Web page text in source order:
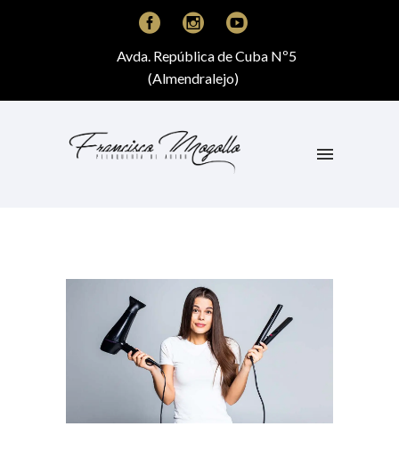
Avda. República de Cuba Nº5
(Almendralejo)